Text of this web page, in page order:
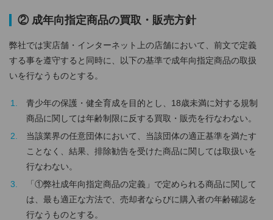
② 成年向指定商品の買取・販売方針
弊社では実店舗・インターネット上の店舗において、前文で定義
する事を遵守すると同時に、以下の基準で成年向指定商品の取扱
いを行なうものとする。
青少年の保護・健全育成を目的とし、18歳未満に対する規制
商品に関しては年齢制限に反する買取・販売を行なわない。
当該業界の任意団体において、当該団体の適正基準を満たす
ことなく、結果、排除勧告を受けた商品に関しては取扱いを
行なわない。
「①弊社成年向指定商品の定義」で定められる商品に関して
は、最も適正な方法で、売却者ならびに購入者の年齢確認を
行なうものとする。